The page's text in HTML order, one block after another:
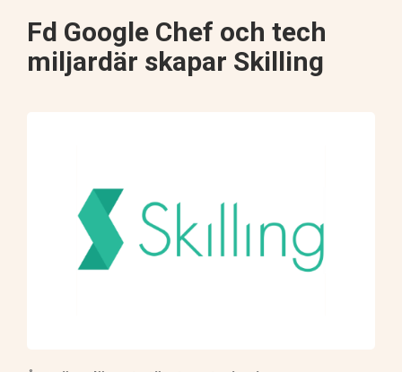
Fd Google Chef och tech
miljardär skapar Skilling